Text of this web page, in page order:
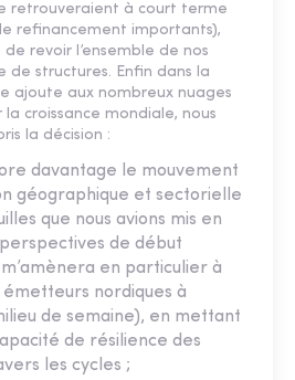
retrouveraient à court terme
refinancement importants),
revoir l’ensemble de nos
de structures. Enfin dans la
ajoute aux nombreux nuages
la croissance mondiale, nous
la décision :
davantage le mouvement
géographique et sectorielle
que nous avions mis en
de début
m’amènera en particulier à
nordiques à
de semaine), en mettant
de résilience des
les cycles ;